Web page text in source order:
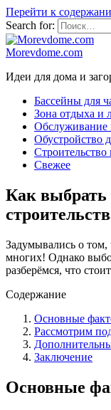
Перейти к
Search for:
Morevdome.com
Идеи для дома и
Бассейны для
Зона отдыха и
Обслуживание
Обустройство
Свежее
Как выбрать
Задумывались о том,
многих! Однако
разберёмся, что
Содержание
Основные
Рассмотрим
Заключение
Основные